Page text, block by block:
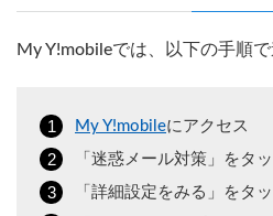
My Y!mobileでは、以下の手順で
My Y!mobileにアクセス
「迷惑メール対策」をタ
「詳細設定をみる」をタ